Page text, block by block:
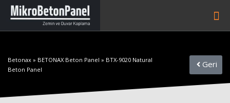
Betonax » BETONAX Beton Panel » BTX-9020 Natural
Beton Panel
Geri